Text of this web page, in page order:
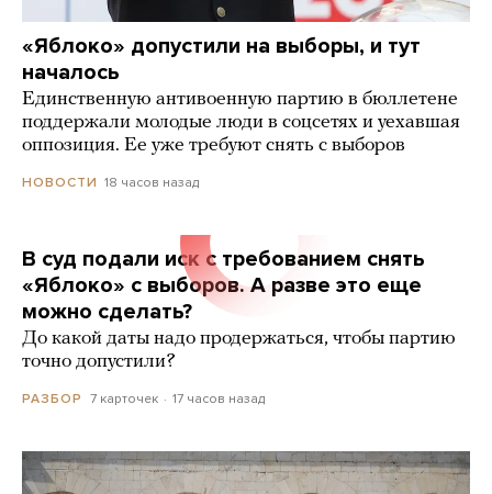
«Яблоко» допустили на выборы, и тут
началось
Единственную антивоенную партию в бюллетене
поддержали молодые люди в соцсетях и уехавшая
оппозиция. Ее уже требуют снять с выборов
НОВОСТИ 18 часов назад
В суд подали иск с требованием снять
«Яблоко» с выборов. А разве это еще
можно сделать?
До какой даты надо продержаться, чтобы партию
точно допустили?
РАЗБОР 7 карточек 17 часов назад